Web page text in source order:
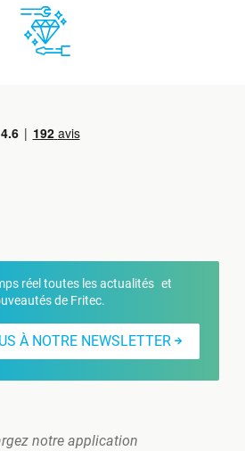
réel toutes les actualités et
de Fritec.
À NOTRE NEWSLETTER
notre application